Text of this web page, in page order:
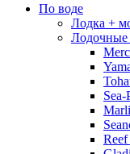
По воде
Лодка +
Sea-